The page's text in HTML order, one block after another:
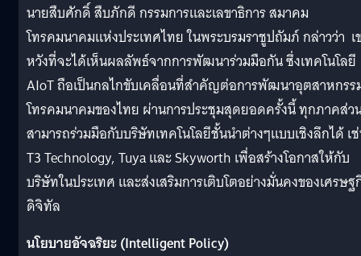
นายสืบศักดิ์ สืบภักดี กรรมการและเลขาธิการ สมาคม
โทรคมนาคมแห่งประเทศไทย ในพระบรมราชูปถัมภ์ กล่าวว่า เ
หวังที่จะได้เห็นผลลัพธ์จากการพัฒนาร่วมมือกัน ซึ่งเทคโนโลยี
AIoT ถือเป็นกลไกขับเคลื่อนที่สำคัญต่อการพัฒนาอุตสาหกรร
โทรคมนาคมของไทย ผ่านการประชุมสุดยอดครั้งนี้ ทุกภาคส่ว
สามารถร่วมมือกับบริษัทเทคโนโลยีชั้นนำต่างๆแบบเชิงลึกได้ เ
T3 Technology, Tuya และ Skyworth เพื่อสร้างโอกาสให้กับ
บริษัทในประเทศ และส่งเสริมการเติบโตอย่างมั่นคงของเศรษ
ดิจิทัล
นโยบายอัจฉริยะ(Intelligent Policy)